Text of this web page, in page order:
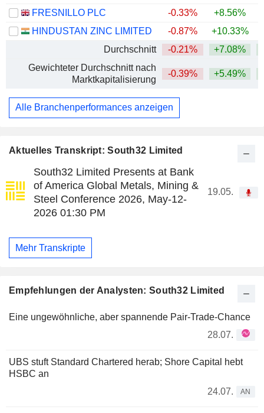
Aktuelles Transkript: South32 Limited
South32 Limited Presents at Bank
of America Global Metals, Mining &
Steel Conference 2026, May-12-
2026 01:30 PM
19.05.
Mehr Transkripte
Empfehlungen der Analysten: South32 Limited
Eine ungewöhnliche, aber spannende Pair-Trade-Chance
28.07.
UBS stuft Standard Chartered herab; Shore Capital hebt
HSBC an
24.07.
AN
FRESNILLO PLC
-0.33% +8.56%
HINDUSTAN ZINC LIMITED
-0.87% +10.33%
Durchschnitt
-0.21% +7.08%
Gewichteter Durchschnitt nach
Marktkapitalisierung
-0.39% +5.49%
Alle Branchenperformances anzeigen